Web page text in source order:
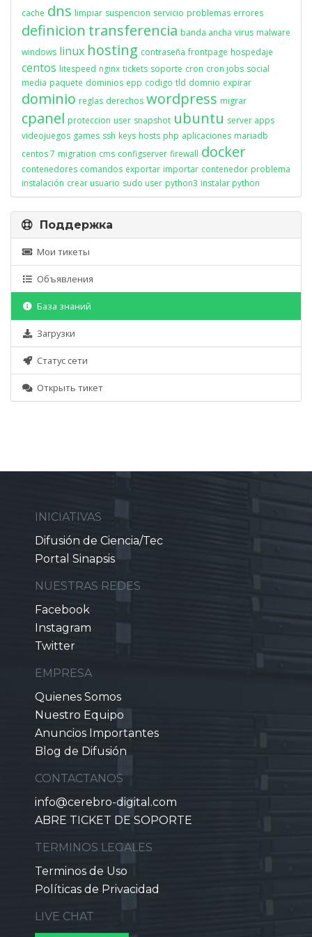
cache dns limpiar suspencion servicio problemas errores
definicion transferencia banda ancha virus malware
windows linux hosting contraseña frontpage hospedaje
centos litespeed nginx tickets soporte cron cron jobs social
media paquete dominios epp codigo tld domnio expirar
dominio reglas derechos wordpress migrar
cpanel proteccion user snapshot ubuntu server apps
videojuegos games ssh keys hosts php aplicaciones mariadb
centos 7 migration cms configserver firewall docker
contenedores comandos exportar importar contenedor problema
instalación crear usuario sudo user python3 instalar python
Поддержка
Мои тикеты
Объявления
База знаний
Загрузки
Статус сети
Открыть тикет
INICIATIVAS
Difusión de Ciencia/Tec
Portal Sinapsis
NUESTRAS REDES
Facebook
Instagram
Twitter
EMPRESA
Quienes Somos
Nuestro Equipo
Anuncios Importantes
Blog de Difusión
CONTACTANOS
info@cerebro-digital.com
ABRE TICKET DE SOPORTE
TERMINOS LEGALES
Terminos de Uso
Políticas de Privacidad
LIVE CHAT